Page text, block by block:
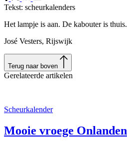
Tekst: scheurkalenders
Het lampje is aan. De kabouter is thuis.
José Vesters, Rijswijk
Terug naar boven
Gerelateerde artikelen
Scheurkalender
Mooie vroege Onlanden